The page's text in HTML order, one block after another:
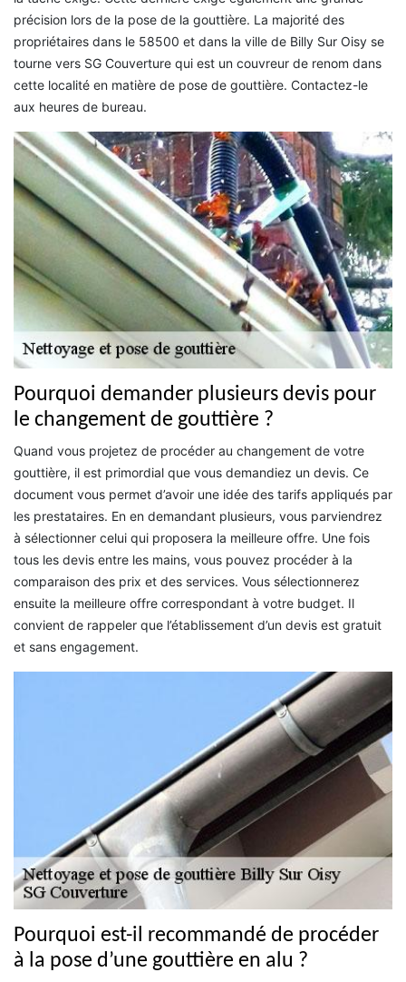
précision lors de la pose de la gouttière. La majorité des
propriétaires dans le 58500 et dans la ville de Billy Sur Oisy se
tourne vers SG Couverture qui est un couvreur de renom dans
cette localité en matière de pose de gouttière. Contactez-le
aux heures de bureau.
Pourquoi demander plusieurs devis pour
le changement de gouttière ?
Quand vous projetez de procéder au changement de votre
gouttière, il est primordial que vous demandiez un devis. Ce
document vous permet d’avoir une idée des tarifs appliqués par
les prestataires. En en demandant plusieurs, vous parviendrez
à sélectionner celui qui proposera la meilleure offre. Une fois
tous les devis entre les mains, vous pouvez procéder à la
comparaison des prix et des services. Vous sélectionnerez
ensuite la meilleure offre correspondant à votre budget. Il
convient de rappeler que l’établissement d’un devis est gratuit
et sans engagement.
Pourquoi est-il recommandé de procéder
à la pose d’une gouttière en alu ?